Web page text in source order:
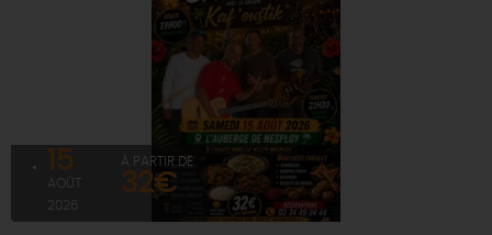
15
AOÛT
2026
À PARTIR DE
32€